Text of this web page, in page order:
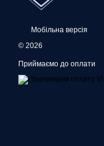
Мобільна версія
© 2026
Приймаємо до оплати